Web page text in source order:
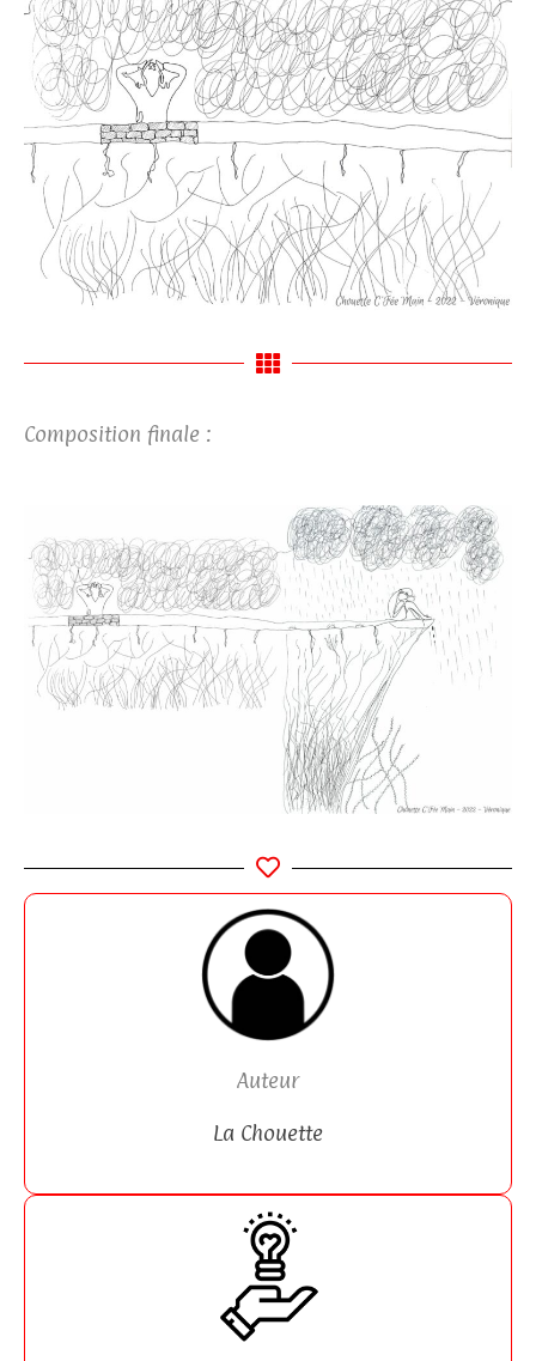
Composition finale :
Auteur
La Chouette